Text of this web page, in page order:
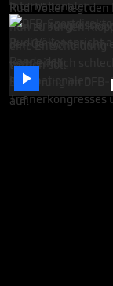
